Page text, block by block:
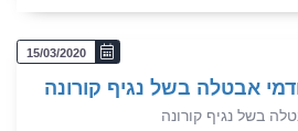
15/03/2020
אבטלה בשל נגיף קורונה
בשל נגיף קורונה